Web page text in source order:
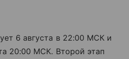
6 августа в 22:00 МСК и
20:00 МСК. Второй этап